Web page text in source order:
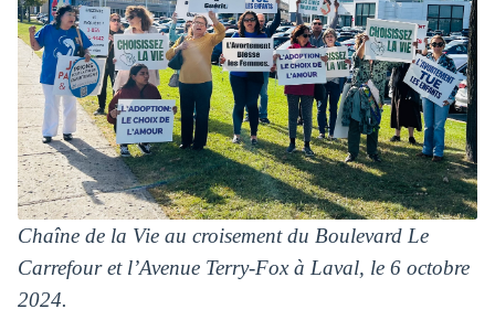
Chaîne de la Vie au croisement du Boulevard Le
Carrefour et l’Avenue Terry-Fox à Laval, le 6 octobre
2024.